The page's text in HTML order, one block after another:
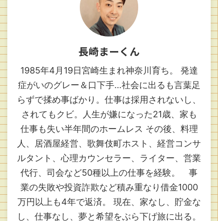
長崎まーくん
1985年4月19日宮崎生まれ神奈川育ち。 発達
症がいのグレー＆口下手…社会に出るも言葉足
らずで揉め事ばかり。仕事は採用されないし、
されてもクビ。人生が嫌になった21歳、家も
仕事も失い半年間のホームレス その後、料理
人、居酒屋経営、歌舞伎町ホスト、経営コンサ
ルタント、心理カウンセラー、ライター、営業
代行、司会など50種以上の仕事を経験。 事
業の失敗や投資詐欺など積み重なり借金1000
万円以上も4年で返済。 現在、家なし、貯金な
し、仕事なし、夢と希望をぶら下げ旅に出る。